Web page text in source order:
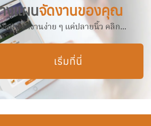
งแผนจัดงานของคุณ
แผนจัดงานง่าย ๆ แค่ปลายนิ้ว คลิก...
เริ่มที่นี่